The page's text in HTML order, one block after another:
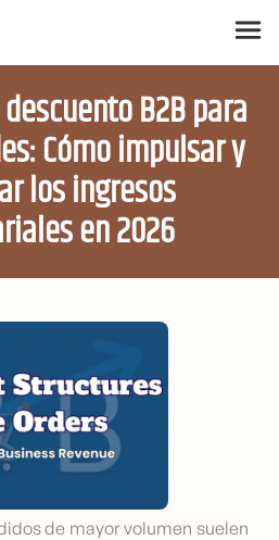
B2B para
Cómo impulsar y
los ingresos
en 2026
de mayor volumen suelen